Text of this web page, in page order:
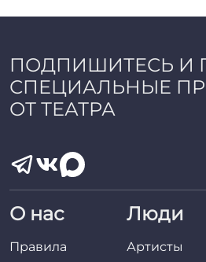
i
n
ПОДПИШИТЕСЬ И
СПЕЦИАЛЬНЫЕ
ОТ ТЕАТРА
О нас
Правила
Люди
Артисты